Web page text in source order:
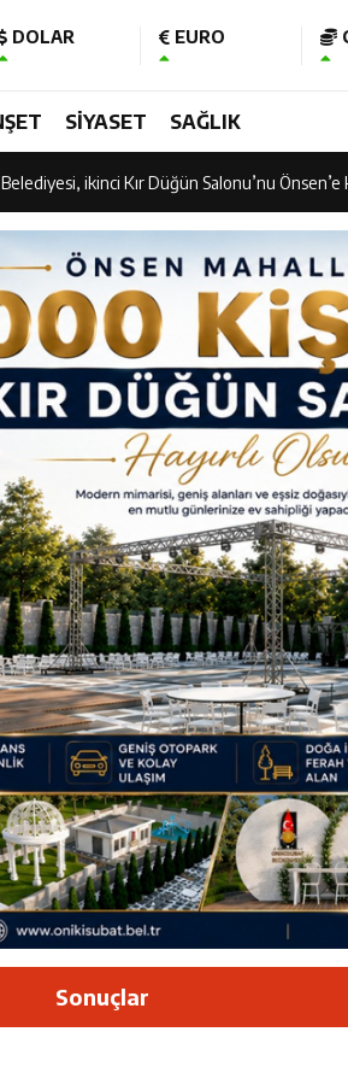
DOLAR EURO
SİYASET SAĞLIK
Adam Kütüphanesi ve Deneyim Müzesi
Vadisi Görkemli Törenle Açıldı
ikinci Kır Düğün Salonu’nu Önsen’e
Vadisi Görkemli Törenle Açıldı
Belediye Spor kupasına kavuştu
“Ramazan Bayramı’mız Kutlu Olsun”
106’ncı Yılında Kahramanmaraş Tek
Bakan Fatih Kacır’ın katıldığı imza
ve HG Hospital’ın 1. Yılının Gururu
Zübeyde Hanım Bulvarı’nda
Kütüphanesi ve Deneyim Müzesi
Vadisi Görkemli Törenle Açıldı
Sonuçlar